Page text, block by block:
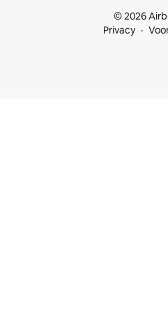
© 2026
Privacy